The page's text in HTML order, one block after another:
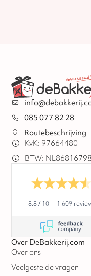
085 077 82 28
Routebeschrijving
KvK: 97664480
BTW:
8.8/ 10 1.609
Over DeBakkerij.com
Over ons
Veelgestelde vragen